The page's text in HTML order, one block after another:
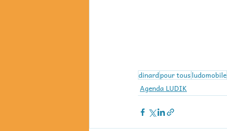
dinardpour tousludomobile
Agenda LUDIK